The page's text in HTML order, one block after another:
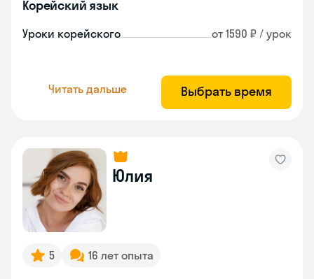
Корейский язык
Уроки корейского от 1590 ₽ / урок
Читать дальше Выбрать время
Юлия
5 16 лет опыта